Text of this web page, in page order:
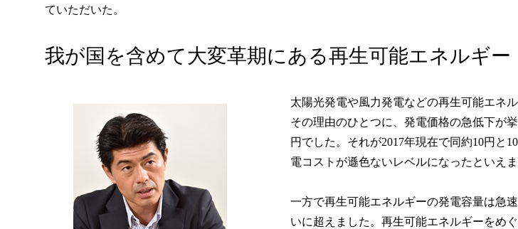
ていただいた。
我が国を含めて大変革期にある再生可能エネルギー
太陽光発電や風力発電などの再生可能エネ
その理由のひとつに、発電価格の急低下が
円でした。それが2017年現在で同約10円と
電コストが遜色ないレベルになったといえま
一方で再生可能エネルギーの発電容量は急
いに超えました。再生可能エネルギーをめ